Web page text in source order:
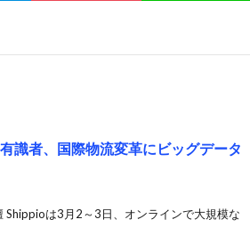
識者、国際物流変革にビッグデータ
は3月2～3日、オンラインで大規模な